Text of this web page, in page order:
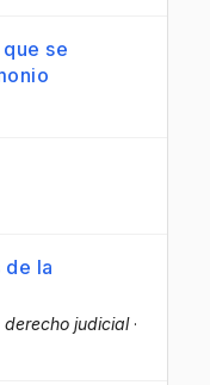
se
la
derecho judicial·